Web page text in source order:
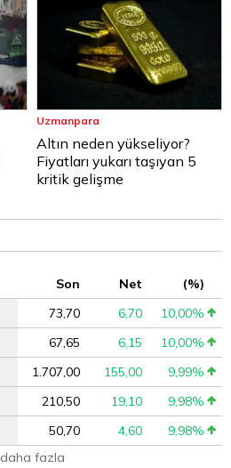
Uzmanpara
Altın neden yükseliyor?
Fiyatları yukarı taşıyan 5
kritik gelişme
Son Net
(%)
73,70 6,70
10,00%
67,65 6,15
10,00%
1.707,00 155,00
9,99%
210,50 19,10
9,98%
50,70 4,60
9,98%
daha fazla